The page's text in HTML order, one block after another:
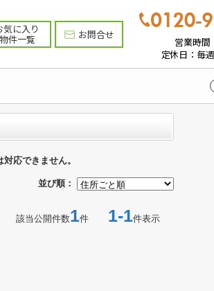
気に入り
件一覧 お問合せ
営業時間
定休日：毎
応できません。
並び順：
該当公開件数1件 1-1件表示